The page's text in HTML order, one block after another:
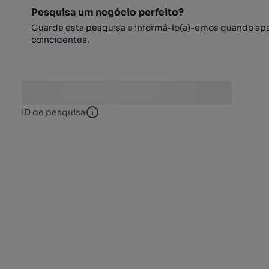
Pesquisa um negócio perfeito?
Guarde esta pesquisa e informá-lo(a)-emos quando
coincidentes.
ID de pesquisa ID de pesquisa